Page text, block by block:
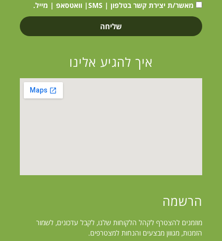
מאשר/ת יצירת קשר בטלפון | SMS| וואטסאפ | מייל.
שליחה
איך להגיע אלינו
הרשמה
מוזמנים להצטרף לקהל הלקוחות שלנו, לקבל עדכונים, לשמור
הזמנות, מגווון מבצעים והנחות למצטרפים.